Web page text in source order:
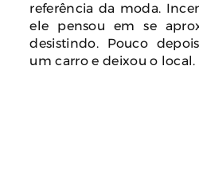
referência da moda.
ele pensou em se
desistindo. Pouco
um carro e deixou o local.